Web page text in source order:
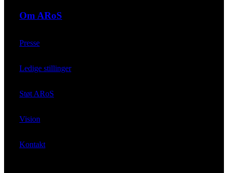
Om ARoS
Presse
Ledige stillinger
Støt ARoS
Vision
Kontakt